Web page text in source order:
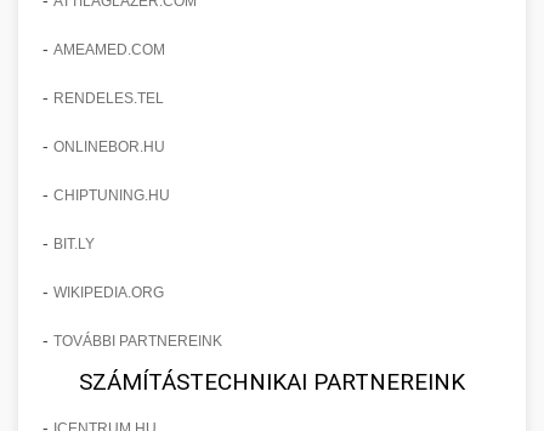
- AMEAMED.COM
- RENDELES.TEL
- ONLINEBOR.HU
- CHIPTUNING.HU
- BIT.LY
- WIKIPEDIA.ORG
- TOVÁBBI PARTNEREINK
SZÁMÍTÁSTECHNIKAI PARTNEREINK